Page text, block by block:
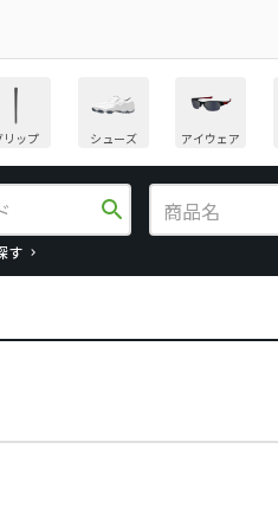
リップ シューズ アイウェア
search
す